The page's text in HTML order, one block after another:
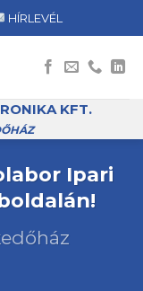
HÍRLEVÉL
KFT.
Ipari